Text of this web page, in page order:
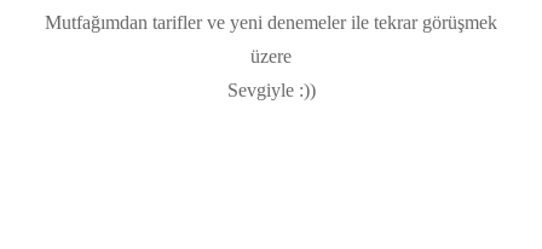
Mutfağımdan tarifler ve yeni denemeler ile tekrar görüşmek
üzere
Sevgiyle :))